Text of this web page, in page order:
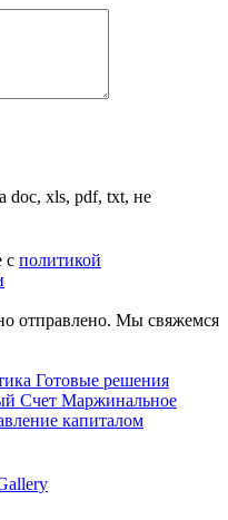
doc, xls, pdf, txt, не
с политикой
отправлено. Мы свяжемся
Готовые решения
Счет Маржинальное
капиталом